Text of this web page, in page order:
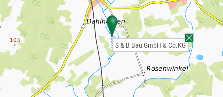
S & B Bau GmbH & Co.KG